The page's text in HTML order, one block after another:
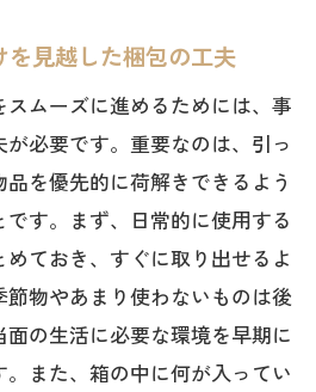
見越した梱包の工夫
ムーズに進めるためには、事
必要です。重要なのは、引っ
を優先的に荷解きできるよう
す。まず、日常的に使用する
ておき、すぐに取り出せるよ
節物やあまり使わないものは後
の生活に必要な環境を早期に
また、箱の中に何が入ってい